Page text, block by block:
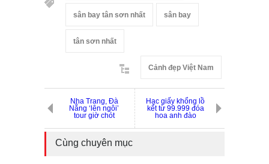
sân bay tân sơn nhất sân bay
tân sơn nhất
Cảnh đẹp Việt Nam
Nha Trang, Đà
Nẵng ‘lên ngôi’
tour giờ chót
Hạc giấy khổng lồ
kết từ 99.999 đóa
hoa anh đào
Cùng chuyên mục